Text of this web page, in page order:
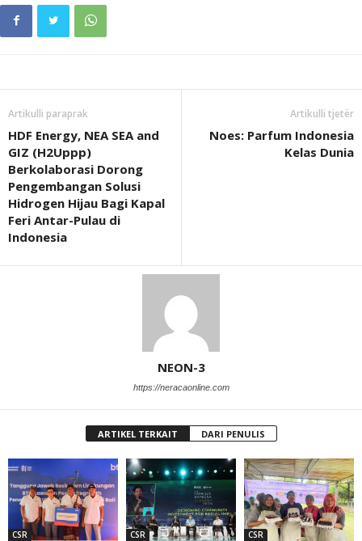
Artikulli paraprak
HDF Energy, NEA SEA and
GIZ (H2Uppp)
Berkolaborasi Dorong
Pengembangan Solusi
Hidrogen Hijau Bagi Kapal
Feri Antar-Pulau di
Indonesia
Artikulli tjetër
Noes: Parfum Indonesia
Kelas Dunia
NEON-3
https://neracaonline.com
ARTIKEL TERKAIT DARI PENULIS
CSR CSR CSR